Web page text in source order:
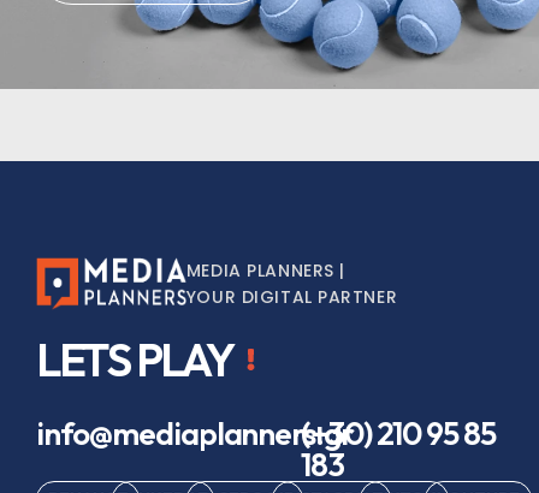
MEDIA PLANNERS |
YOUR DIGITAL PARTNER
LETS PLAY
info@mediaplanners.gr(+30) 210 95 85
183